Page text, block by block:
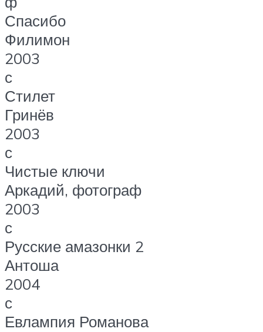
Спасибо
Филимон
2003
с
Стилет
Гринёв
2003
с
Чистые ключи
Аркадий, фотограф
2003
с
Русские амазонки 2
Антоша
2004
с
Евлампия Романова